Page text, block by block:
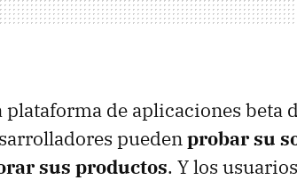
plataforma de aplicaciones beta
pueden probar su
sus productos. Y los